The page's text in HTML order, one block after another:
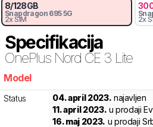
8/128GB
Snapdragon 695 5G
2x SIM 2x
Specifikacija
OnePlus Nord CE 3 Lite
Model
Status 04. april 2023. najavljen
11. april 2023. u prodaji
16. maj 2023. u prodaji